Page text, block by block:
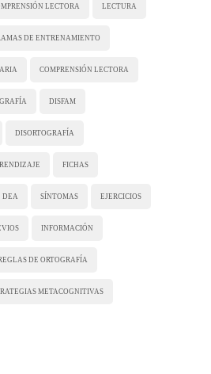
LECTORA LECTURA
DE ENTRENAMIENTO
COMPRENSIÓN LECTORA
DISFAM
DISORTOGRAFÍA
FICHAS
DEA SÍNTOMAS EJERCICIOS
INFORMACIÓN
DE ORTOGRAFÍA
METACOGNITIVAS